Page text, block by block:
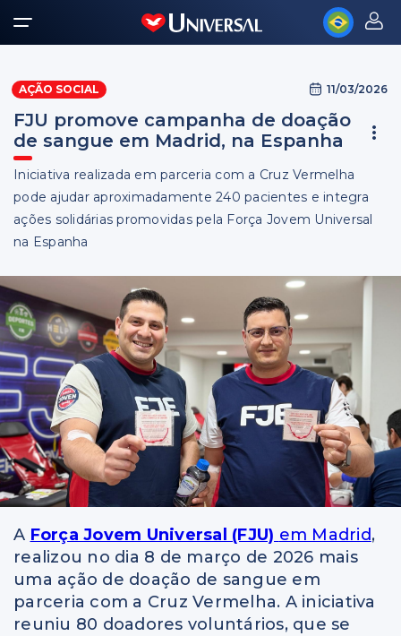
AÇÃO SOCIAL 11/03/2026
FJU promove campanha de doação
de sangue em Madrid, na Espanha
Iniciativa realizada em parceria com a Cruz Vermelha
pode ajudar aproximadamente 240 pacientes e integra
ações solidárias promovidas pela Força Jovem Universal
na Espanha
A Força Jovem Universal (FJU) em Madrid,
realizou no dia 8 de março de 2026 mais
uma ação de doação de sangue em
parceria com a Cruz Vermelha. A iniciativa
reuniu 80 doadores voluntários, que se